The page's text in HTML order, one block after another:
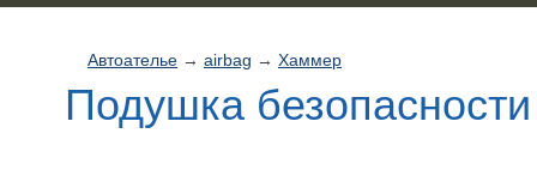
Автоателье → airbag → Хаммер
Подушка